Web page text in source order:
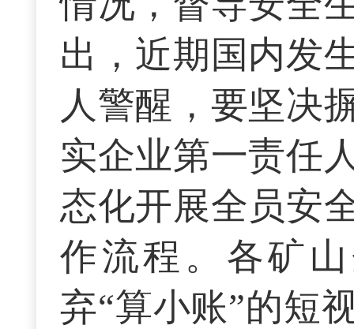
出，近期国内发
人警醒，要坚决
实企业第一责任
态化开展全员安
作流程。各矿
弃“算小账”的短